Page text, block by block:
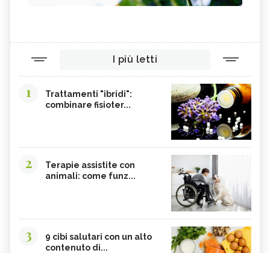
I più letti
1
Trattamenti "ibridi":
combinare fisioter...
2
Terapie assistite con
animali: come funz...
3
9 cibi salutari con un alto
contenuto di...